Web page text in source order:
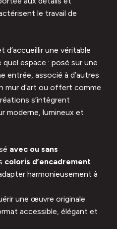
le travail de
une véritable
espace : posé sur une
entrée, associé à d’autres
mur d’art ou offert comme
s’intègrent
moderne, lumineux et
avec ou sans
coloris d’encadrement
harmonieusement à
une œuvre originale
accessible, élégant et